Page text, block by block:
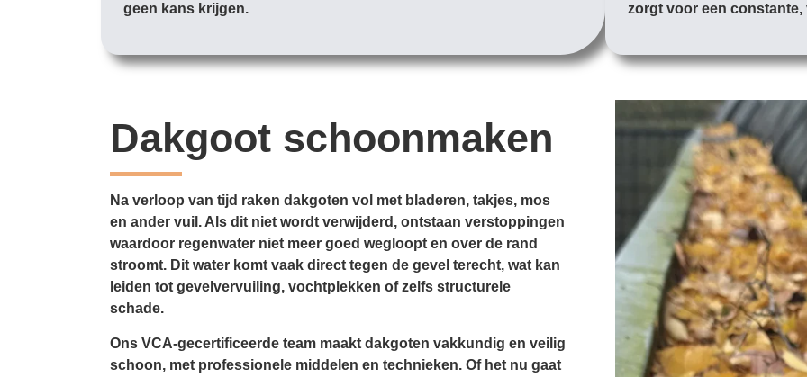
geen kans krijgen.
zorgt voor een constante,
Dakgoot schoonmaken
Na verloop van tijd raken dakgoten vol met bladeren, takjes, mos
en ander vuil. Als dit niet wordt verwijderd, ontstaan verstoppingen
waardoor regenwater niet meer goed wegloopt en over de rand
stroomt. Dit water komt vaak direct tegen de gevel terecht, wat kan
leiden tot gevelvervuiling, vochtplekken of zelfs structurele
schade.
Ons VCA-gecertificeerde team maakt dakgoten vakkundig en veilig
schoon, met professionele middelen en technieken. Of het nu gaat